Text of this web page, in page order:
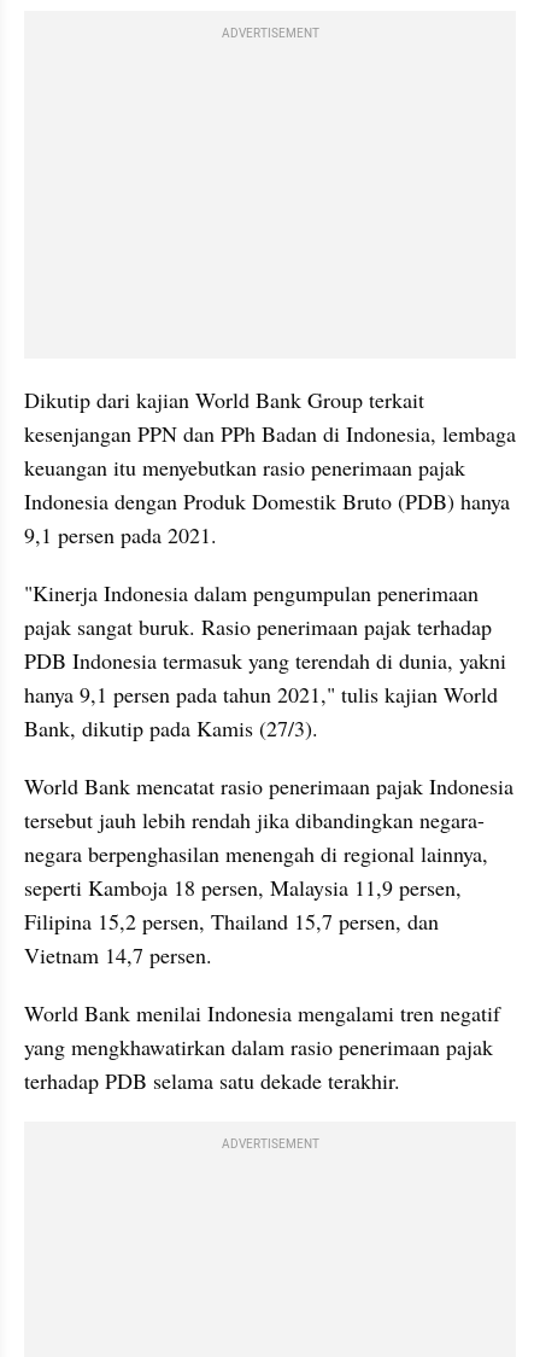
ADVERTISEMENT
Dikutip dari kajian World Bank Group terkait
kesenjangan PPN dan PPh Badan di Indonesia, lembaga
keuangan itu menyebutkan rasio penerimaan pajak
Indonesia dengan Produk Domestik Bruto (PDB) hanya
9,1 persen pada 2021.
"Kinerja Indonesia dalam pengumpulan penerimaan
pajak sangat buruk. Rasio penerimaan pajak terhadap
PDB Indonesia termasuk yang terendah di dunia, yakni
hanya 9,1 persen pada tahun 2021," tulis kajian World
Bank, dikutip pada Kamis (27/3).
World Bank mencatat rasio penerimaan pajak Indonesia
tersebut jauh lebih rendah jika dibandingkan negara-
negara berpenghasilan menengah di regional lainnya,
seperti Kamboja 18 persen, Malaysia 11,9 persen,
Filipina 15,2 persen, Thailand 15,7 persen, dan
Vietnam 14,7 persen.
World Bank menilai Indonesia mengalami tren negatif
yang mengkhawatirkan dalam rasio penerimaan pajak
terhadap PDB selama satu dekade terakhir.
ADVERTISEMENT